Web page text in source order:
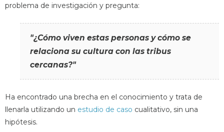
problema de investigación y pregunta:
"¿Cómo viven estas personas y cómo se
relaciona su cultura con las tribus
cercanas?"
Ha encontrado una brecha en el conocimiento y trata de
llenarla utilizando un estudio de caso cualitativo, sin una
hipótesis.